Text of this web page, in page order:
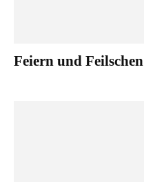
Feiern und Feilschen